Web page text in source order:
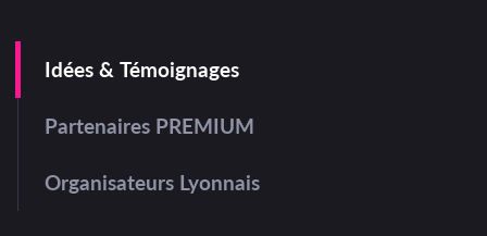
Idées & Témoignages
Partenaires PREMIUM
Organisateurs Lyonnais